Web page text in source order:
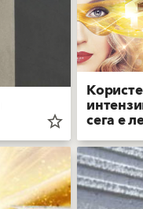
star_border сега е